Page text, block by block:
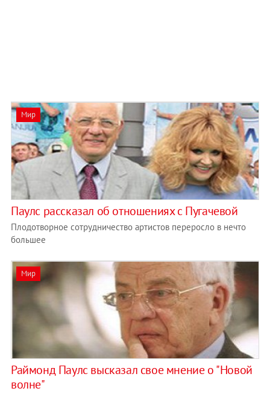
Мир
Паулс рассказал об отношениях с Пугачевой
Плодотворное сотрудничество артистов переросло в нечто
большее
Мир
Раймонд Паулс высказал свое мнение о "Новой
волне"